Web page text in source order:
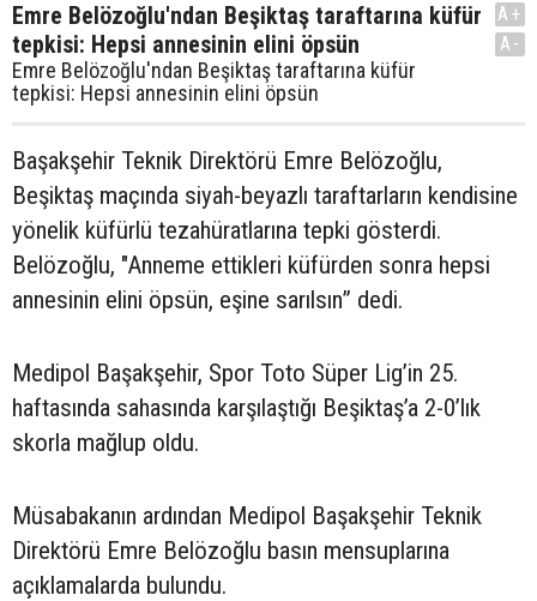
Emre Belözoğlu'ndan Beşiktaş taraftarına küfür
tepkisi: Hepsi annesinin elini öpsün
Emre Belözoğlu'ndan Beşiktaş taraftarına küfür
tepkisi: Hepsi annesinin elini öpsün
A+
A-
Başakşehir Teknik Direktörü Emre Belözoğlu,
Beşiktaş maçında siyah-beyazlı taraftarların kendisine
yönelik küfürlü tezahüratlarına tepki gösterdi.
Belözoğlu, "Anneme ettikleri küfürden sonra hepsi
annesinin elini öpsün, eşine sarılsın” dedi.
Medipol Başakşehir, Spor Toto Süper Lig’in 25.
haftasında sahasında karşılaştığı Beşiktaş’a 2-0’lık
skorla mağlup oldu.
Müsabakanın ardından Medipol Başakşehir Teknik
Direktörü Emre Belözoğlu basın mensuplarına
açıklamalarda bulundu.